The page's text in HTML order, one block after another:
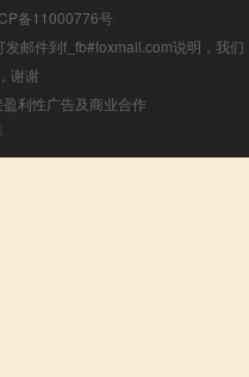
备11000776号
邮件到f_fb#foxmail.com说明，我们
谢谢
利性广告及商业合作